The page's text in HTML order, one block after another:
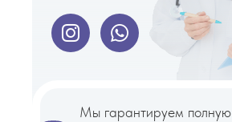
Мы гарантируем полную